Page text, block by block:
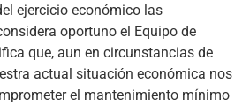
ejercicio económico las
oportuno el Equipo de
que, aun en circunstancias de
actual situación económica nos
el mantenimiento mínimo